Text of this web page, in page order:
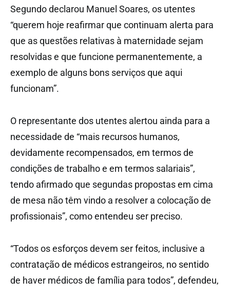
Segundo declarou Manuel Soares, os utentes
“querem hoje reafirmar que continuam alerta para
que as questões relativas à maternidade sejam
resolvidas e que funcione permanentemente, a
exemplo de alguns bons serviços que aqui
funcionam”.
O representante dos utentes alertou ainda para a
necessidade de “mais recursos humanos,
devidamente recompensados, em termos de
condições de trabalho e em termos salariais”,
tendo afirmado que segundas propostas em cima
de mesa não têm vindo a resolver a colocação de
profissionais”, como entendeu ser preciso.
“Todos os esforços devem ser feitos, inclusive a
contratação de médicos estrangeiros, no sentido
de haver médicos de família para todos”, defendeu,